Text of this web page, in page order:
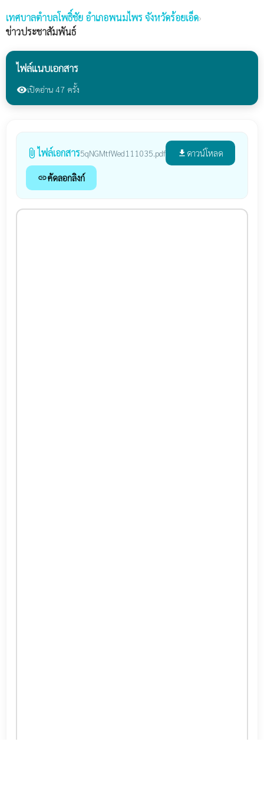
เทศบาลตำบลโพธิ์ชัย อำเภอพนมไพร จังหวัดร้อยเอ็ด›
ข่าวประชาสัมพันธ์
ไฟล์แนบเอกสาร
visibilityเปิดอ่าน 47 ครั้ง
attach_file ไฟล์เอกสาร5qNGMtfWed111035.pdf file_download ดาวน์โหลด
linkคัดลอกลิงก์